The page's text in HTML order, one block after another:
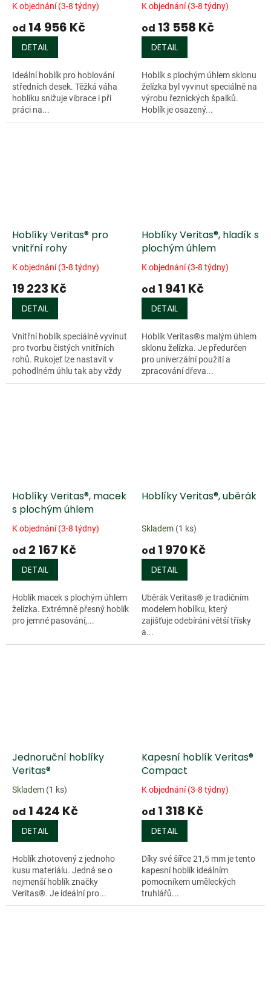
K objednání (3-8 týdny)
od 14 956 Kč
DETAIL
Ideální hoblík pro hoblování
středních desek. Těžká váha
hoblíku snižuje vibrace i při
práci na...
K objednání (3-8 týdny)
od 13 558 Kč
DETAIL
Hoblík s plochým úhlem sklonu
želízka byl vyvinut speciálně na
výrobu řeznických špalků.
Hoblík je osazený...
Hoblíky Veritas® pro
vnitřní rohy
K objednání (3-8 týdny)
19 223 Kč
DETAIL
Vnitřní hoblík speciálně vyvinut
pro tvorbu čistých vnitřních
rohů. Rukojeť lze nastavit v
pohodlném úhlu tak aby vždy
padla do...
Hoblíky Veritas®, hladík s
plochým úhlem
K objednání (3-8 týdny)
od 1 941 Kč
DETAIL
Hoblík Veritas®s malým úhlem
sklonu želízka. Je předurčen
pro univerzální použití a
zpracování dřeva...
Hoblíky Veritas®, macek
s plochým úhlem
K objednání (3-8 týdny)
od 2 167 Kč
DETAIL
Hoblík macek s plochým úhlem
želízka. Extrémně přesný hoblík
pro jemné pasování,...
Hoblíky Veritas®, uběrák
Skladem (1 ks)
od 1 970 Kč
DETAIL
Uběrák Veritas® je tradičním
modelem hoblíku, který
zajišťuje odebírání větší třísky
a...
Jednoruční hoblíky
Veritas®
Skladem (1 ks)
od 1 424 Kč
DETAIL
Hoblík zhotovený z jednoho
kusu materiálu. Jedná se o
nejmenší hoblík značky
Veritas®. Je ideální pro...
Kapesní hoblík Veritas®
Compact
K objednání (3-8 týdny)
od 1 318 Kč
DETAIL
Díky své šířce 21,5 mm je tento
kapesní hoblík ideálním
pomocníkem uměleckých
truhlářů...